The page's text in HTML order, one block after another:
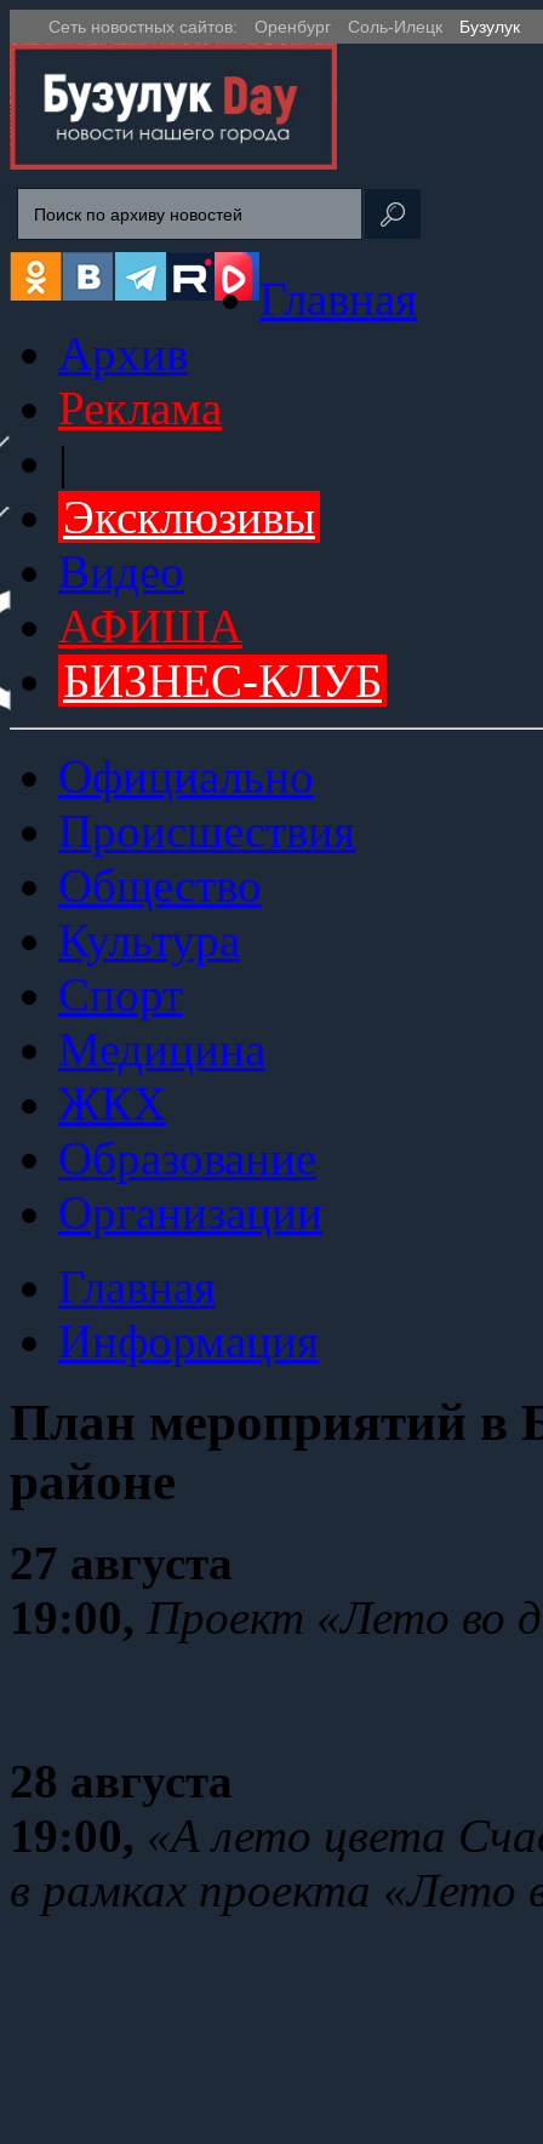
Сеть новостных сайтов: Оренбург Соль-Илецк Бузулук
Главная
Архив
Реклама
|
Эксклюзивы
Видео
АФИША
БИЗНЕС-КЛУБ
Официально
Происшествия
Общество
Культура
Спорт
Медицина
ЖКХ
Образование
Организации
Главная
Информация
План мероприятий в
районе
27 августа
19:00, Проект «Лето во
28 августа
19:00, «А лето цвета
в рамках проекта «Лето